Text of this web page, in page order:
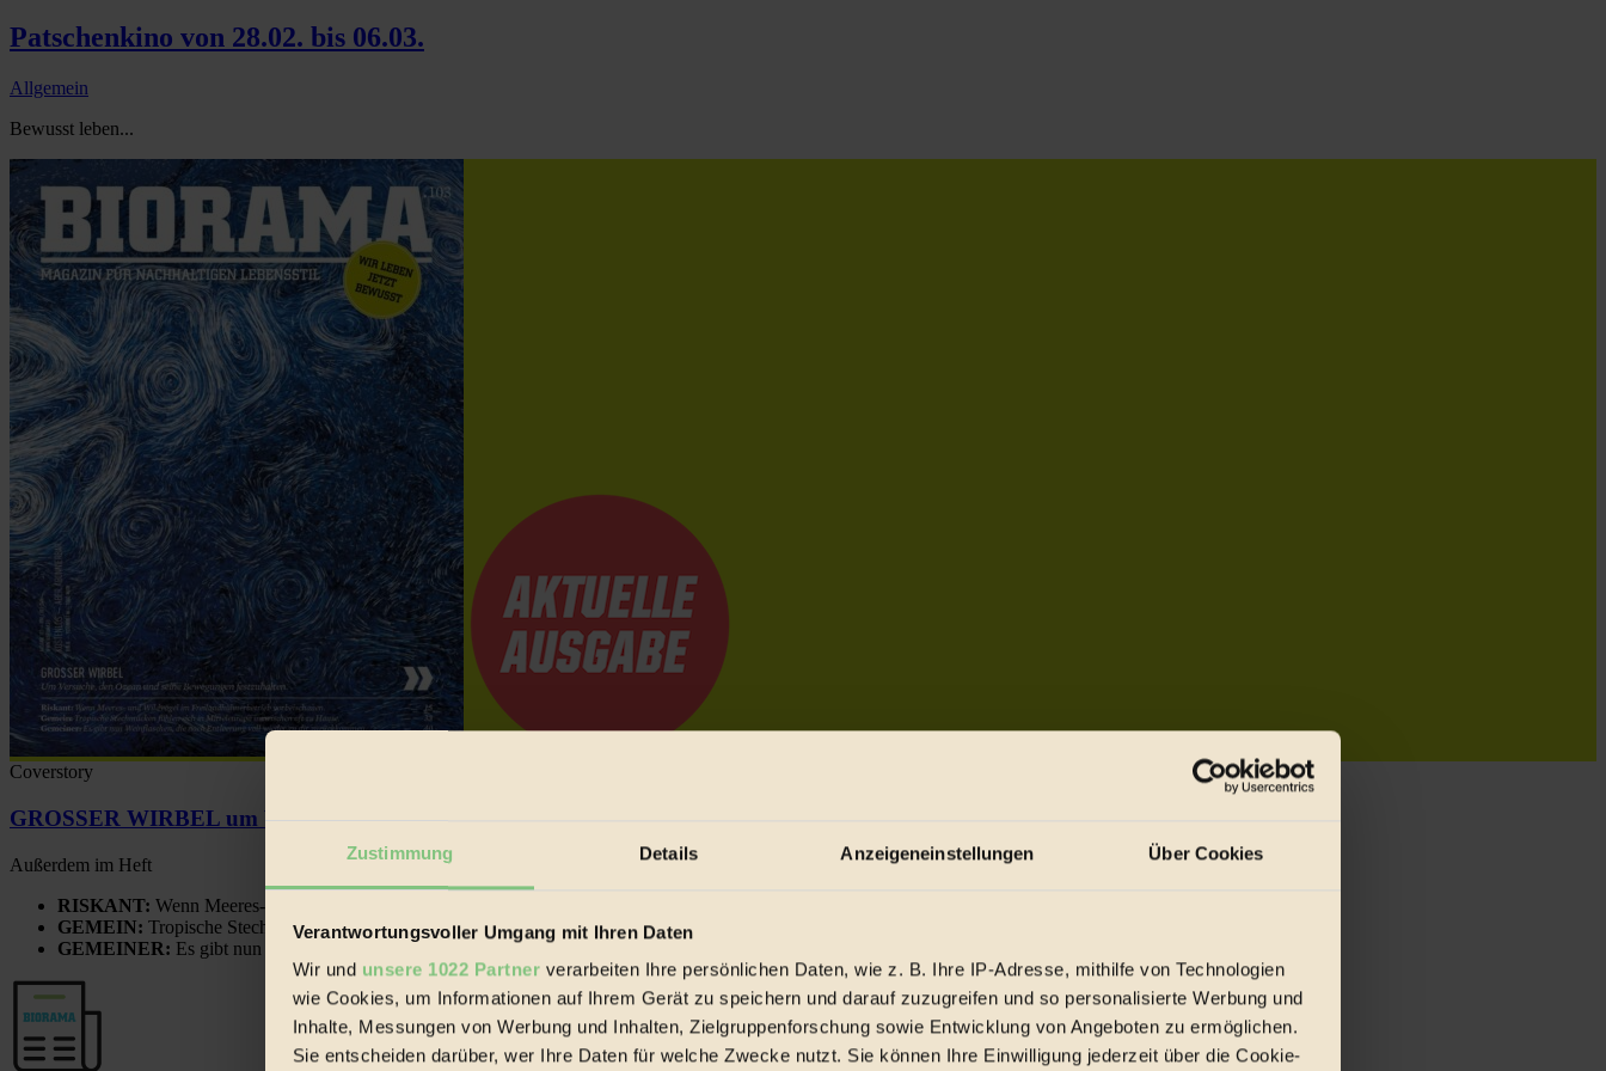
Zustimmung Details Anzeigeneinstellungen Über Cookies
Verantwortungsvoller Umgang mit Ihren Daten
Wir und unsere 1022 Partner verarbeiten Ihre persönlichen Daten, wie z. B. Ihre IP-Adresse, mithilfe von Technologien
wie Cookies, um Informationen auf Ihrem Gerät zu speichern und darauf zuzugreifen und so personalisierte Werbung und
Inhalte, Messungen von Werbung und Inhalten, Zielgruppenforschung sowie Entwicklung von Angeboten zu ermöglichen.
Sie entscheiden darüber, wer Ihre Daten für welche Zwecke nutzt. Sie können Ihre Einwilligung jederzeit über die Cookie-
Patschenkino von 28.02. bis 06.03.
Allgemein
Bewusst leben...
Coverstory
GROSSER WIRBEL um Versuche, den Ozean und seine Bewegungen festzuhalten.
Außerdem im Heft
RISKANT: Wenn Meeres- und Wildvögel im Freilandhühnerbetrieb vorbeischauen.
GEMEIN: Tropische Stechmücken fühlen sich in Mitteleuropa inziwschen oft zu Hause.
GEMEINER: Es gibt nun Weinflaschen, die nach Entleerung voll wieder zu dir zurückkommen.